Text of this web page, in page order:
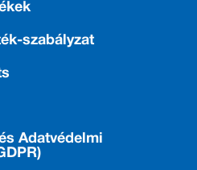
szabályzat
Adatvédelmi